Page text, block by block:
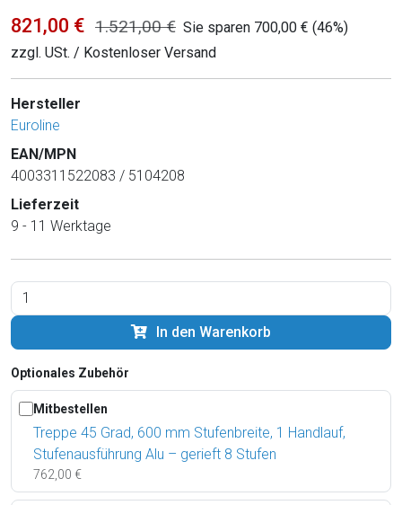
821,00 € 1.521,00 € Sie sparen 700,00 € (46%)
zzgl. USt. / Kostenloser Versand
Hersteller
Euroline
EAN/MPN
4003311522083 / 5104208
Lieferzeit
9 - 11 Werktage
In den Warenkorb
Optionales Zubehör
Mitbestellen
Treppe 45 Grad, 600 mm Stufenbreite, 1 Handlauf,
Stufenausführung Alu – gerieft 8 Stufen
762,00 €